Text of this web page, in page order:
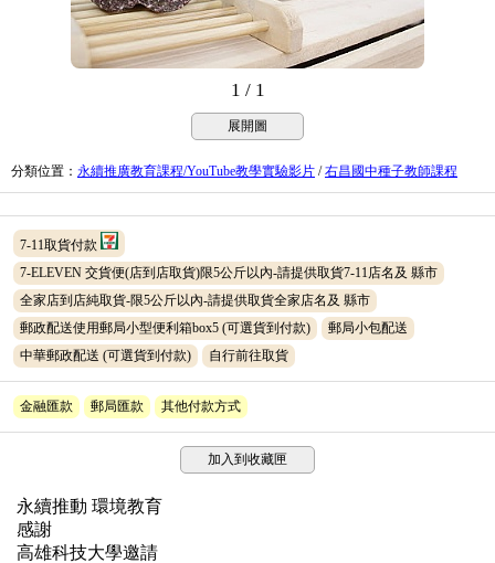
1 / 1
展開圖
分類位置 ： 永續推廣教育課程/YouTube教學實驗影片 /右昌國中種子教師課程
7-11取貨付款
7-ELEVEN 交貨便(店到店取貨)限5公斤以內-請提供取貨7-11店名及 縣市
全家店到店純取貨-限5公斤以內-請提供取貨全家店名及 縣市
郵政配送使用郵局小型便利箱box5 (可選貨到付款)
郵局小包配送
中華郵政配送 (可選貨到付款) 自行前往取貨
金融匯款 郵局匯款 其他付款方式
加入到收藏匣
永續推動 環境教育
感謝
高雄科技大學邀請